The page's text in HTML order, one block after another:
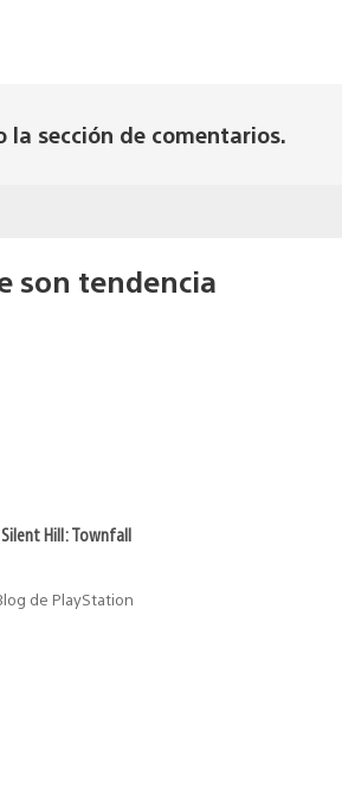
la sección de comentarios.
son tendencia
Hill: Townfall
de PlayStation